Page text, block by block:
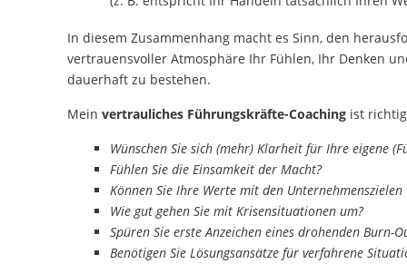
In diesem Zusammenhang macht es Sinn, den
vertrauensvoller Atmosphäre Ihr Fühlen, Ihr Denken
dauerhaft zu bestehen.
Mein vertrauliches Führungskräfte-Coaching ist
Wünschen Sie sich (mehr) Klarheit für Ihre eigene
Fühlen Sie die Einsamkeit der Macht?
Können Sie Ihre Werte mit den Unternehmenszielen
Wie gut gehen Sie mit Krisensituationen um?
Spüren Sie erste Anzeichen eines drohenden Burn-
Benötigen Sie Lösungsansätze für verfahrene